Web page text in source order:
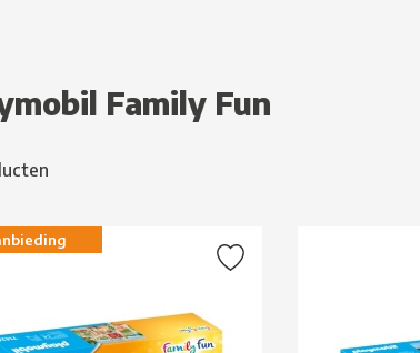
Family Fun